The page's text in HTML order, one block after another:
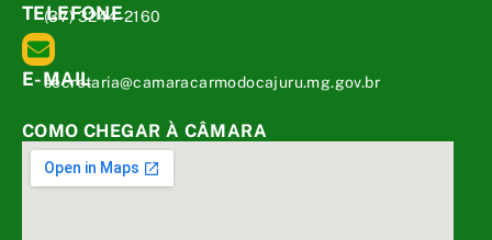
TELEFONE
(37) 3244-2160
E-MAIL
secretaria@camaracarmodocajuru.mg.gov.br
COMO CHEGAR À CÂMARA